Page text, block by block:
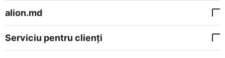
alion.md
Serviciu pentru clienți